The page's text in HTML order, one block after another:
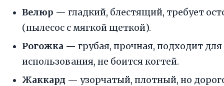
Велюр — гладкий, блестящий, требует
(пылесос с мягкой щеткой).
Рогожка — грубая, прочная, подходит для
использования, не боится когтей.
Жаккард — узорчатый, плотный, но